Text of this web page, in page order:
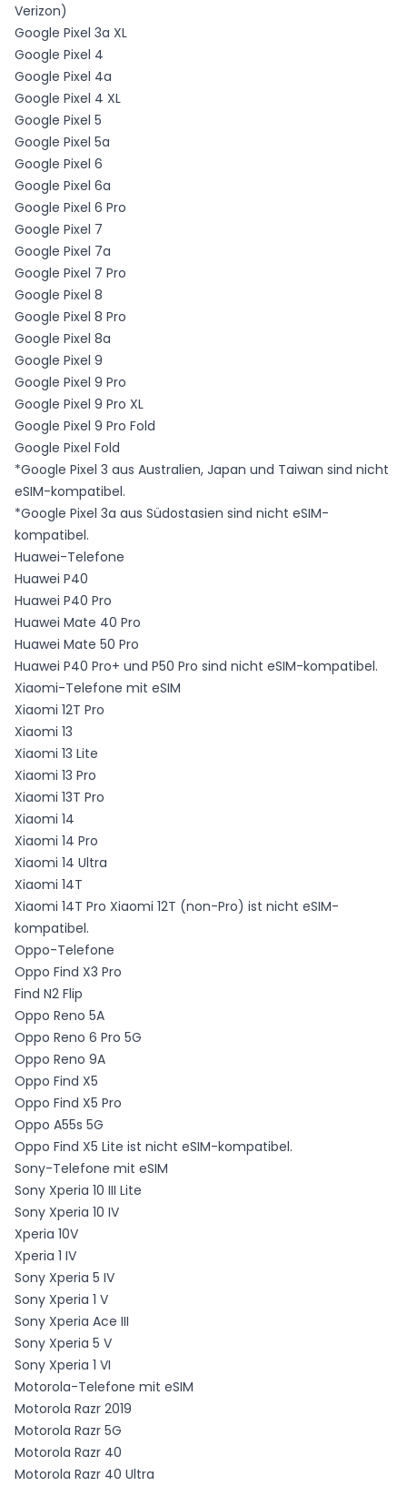
Verizon)
Google Pixel 3a XL
Google Pixel 4
Google Pixel 4a
Google Pixel 4 XL
Google Pixel 5
Google Pixel 5a
Google Pixel 6
Google Pixel 6a
Google Pixel 6 Pro
Google Pixel 7
Google Pixel 7a
Google Pixel 7 Pro
Google Pixel 8
Google Pixel 8 Pro
Google Pixel 8a
Google Pixel 9
Google Pixel 9 Pro
Google Pixel 9 Pro XL
Google Pixel 9 Pro Fold
Google Pixel Fold
*Google Pixel 3 aus Australien, Japan und Taiwan sind nicht
eSIM-kompatibel.
*Google Pixel 3a aus Südostasien sind nicht eSIM-
kompatibel.
Huawei-Telefone
Huawei P40
Huawei P40 Pro
Huawei Mate 40 Pro
Huawei Mate 50 Pro
Huawei P40 Pro+ und P50 Pro sind nicht eSIM-kompatibel.
Xiaomi-Telefone mit eSIM
Xiaomi 12T Pro
Xiaomi 13
Xiaomi 13 Lite
Xiaomi 13 Pro
Xiaomi 13T Pro
Xiaomi 14
Xiaomi 14 Pro
Xiaomi 14 Ultra
Xiaomi 14T
Xiaomi 14T Pro Xiaomi 12T (non-Pro) ist nicht eSIM-
kompatibel.
Oppo-Telefone
Oppo Find X3 Pro
Find N2 Flip
Oppo Reno 5A
Oppo Reno 6 Pro 5G
Oppo Reno 9A
Oppo Find X5
Oppo Find X5 Pro
Oppo A55s 5G
Oppo Find X5 Lite ist nicht eSIM-kompatibel.
Sony-Telefone mit eSIM
Sony Xperia 10 III Lite
Sony Xperia 10 IV
Xperia 10V
Xperia 1 IV
Sony Xperia 5 IV
Sony Xperia 1 V
Sony Xperia Ace III
Sony Xperia 5 V
Sony Xperia 1 VI
Motorola-Telefone mit eSIM
Motorola Razr 2019
Motorola Razr 5G
Motorola Razr 40
Motorola Razr 40 Ultra